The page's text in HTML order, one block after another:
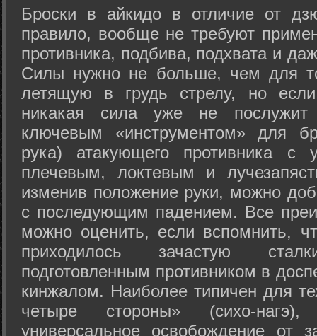
Броски в айкидо в отличие от
правило, вообще не требуют
противника, подбива, подхвата и
Силы нужно не больше, чем для
летящую в грудь стрелу, но
никакая сила уже не
ключевым «инструментом» для
рука) атакующего противника с
плечевым, локтевым и
изменив положение руки, можно
с последующим падением. Все
можно оценить, если вспомнить,
приходилось зачастую
подготовленным противником в
кинжалом. Наиболее типичен для
четыре стороны» (сихо-
универсальное освобождение от